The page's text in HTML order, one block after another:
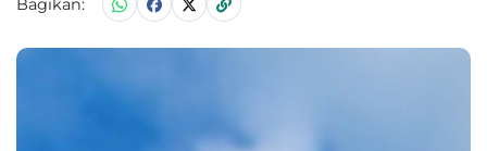
Bagikan: